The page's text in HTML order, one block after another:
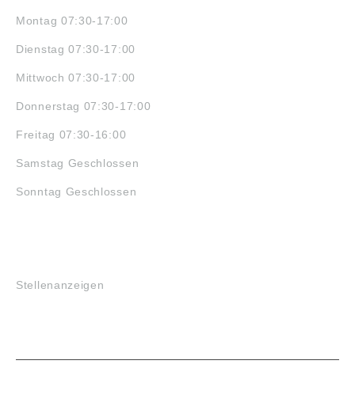
Montag 07:30-17:00
Dienstag 07:30-17:00
Mittwoch 07:30-17:00
Donnerstag 07:30-17:00
Freitag 07:30-16:00
Samstag Geschlossen
Sonntag Geschlossen
Stellenanzeigen